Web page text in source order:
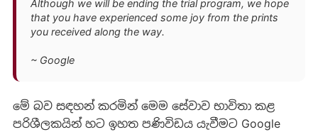
Although we will be ending the trial program, we hope
that you have experienced some joy from the prints
you received along the way.
~ Google
මේ බව සඳහන් කරමින් මෙම සේවාව භාවිතා කළ
පරිශීලකයින් හට ඉහත පණිවිඩය යැවීමට Google